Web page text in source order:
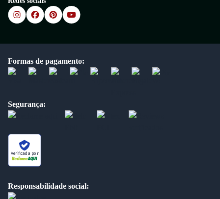
Formas de pagamento:
Segurança:
Verificada por
Responsabilidade social: